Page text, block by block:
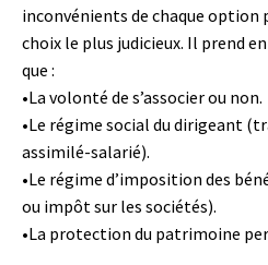
inconvénients de chaque option
choix le plus judicieux. Il prend
que :
•La volonté de s’associer ou non.
•Le régime social du dirigeant
assimilé-salarié).
•Le régime d’imposition des
ou impôt sur les sociétés).
•La protection du patrimoine